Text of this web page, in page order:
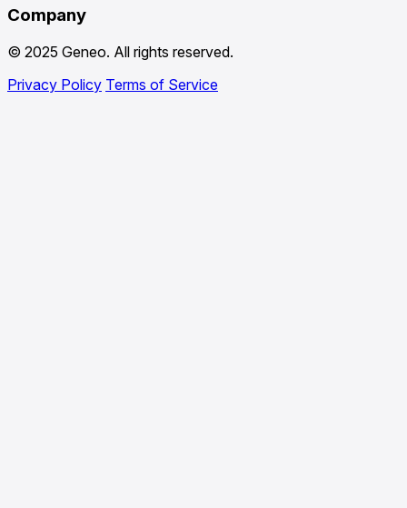
Company
© 2025 Geneo. All rights reserved.
Privacy Policy Terms of Service